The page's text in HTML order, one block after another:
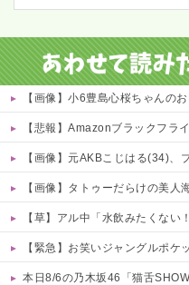
【画像】小6豊島心桜ちゃんのおっ●
【悲報】Amazonブラックフライデー
【画像】元AKBこじはる(34)、ブツブツ
【画像】タトゥーだらけの美人海鮮料理人、現る！！
【草】アル中「水飲みたくない
【緊急】お笑いジャングルポケ
本日8/6の乃木坂46「猫舌